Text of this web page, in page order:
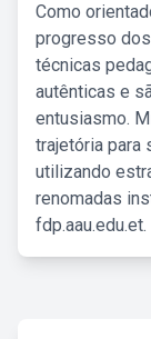
Como
progresso
técnicas
autênticas e
entusiasmo.
trajetória para
utilizando
renomadas
fdp.aau.edu.et.